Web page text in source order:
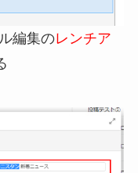
編集のレンチア